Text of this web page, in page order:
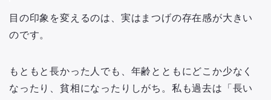
目の印象を変えるのは、実はまつげの存在感が大きい
のです。
もともと長かった人でも、年齢とともにどこか少なく
なったり、貧相になったりしがち。私も過去は「長い